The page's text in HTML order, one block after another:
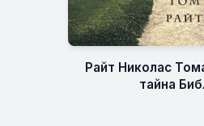
Райт Николас
тайна